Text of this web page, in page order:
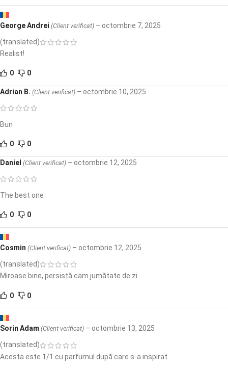
George Andrei (Client verificat) – octombrie 7, 2025
(translated)
Realist!
0 0
Adrian B. (Client verificat) – octombrie 10, 2025
Bun
0 0
Daniel (Client verificat) – octombrie 12, 2025
The best one
0 0
Cosmin (Client verificat) – octombrie 12, 2025
(translated)
Miroase bine, persistă cam jumătate de zi.
0 0
Sorin Adam (Client verificat) – octombrie 13, 2025
(translated)
Acesta este 1/1 cu parfumul după care s-a inspirat.